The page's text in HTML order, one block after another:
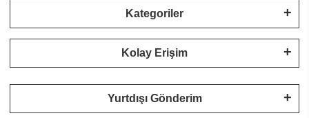
Kategoriler
Kolay Erişim
Yurtdışı Gönderim